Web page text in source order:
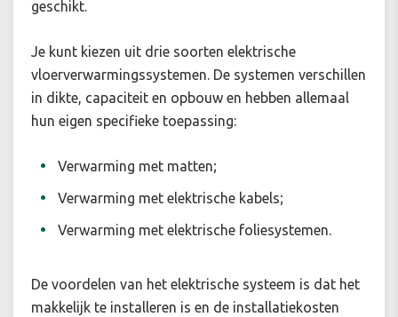
geschikt.
Je kunt kiezen uit drie soorten elektrische
vloerverwarmingssystemen. De systemen verschillen
in dikte, capaciteit en opbouw en hebben allemaal
hun eigen specifieke toepassing:
Verwarming met matten;
Verwarming met elektrische kabels;
Verwarming met elektrische foliesystemen.
De voordelen van het elektrische systeem is dat het
makkelijk te installeren is en de installatiekosten